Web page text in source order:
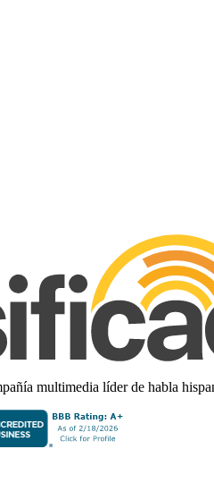
multimedia líder de habla